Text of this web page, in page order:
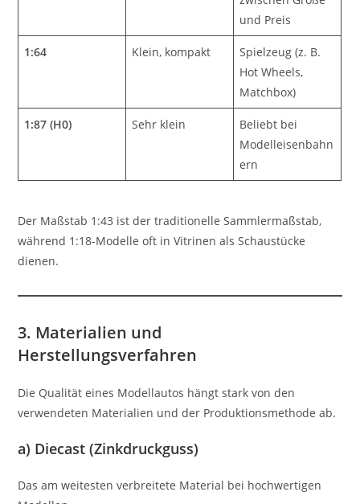
und Preis
1:64 Klein, kompakt
Spielzeug (z. B.
Hot Wheels,
Matchbox)
1:87 (H0) Sehr klein
Beliebt bei
Modelleisenbahn
ern
Der Maßstab 1:43 ist der traditionelle Sammlermaßstab,
während 1:18-Modelle oft in Vitrinen als Schaustücke
dienen.
3. Materialien und
Herstellungsverfahren
Die Qualität eines Modellautos hängt stark von den
verwendeten Materialien und der Produktionsmethode ab.
a) Diecast (Zinkdruckguss)
Das am weitesten verbreitete Material bei hochwertigen